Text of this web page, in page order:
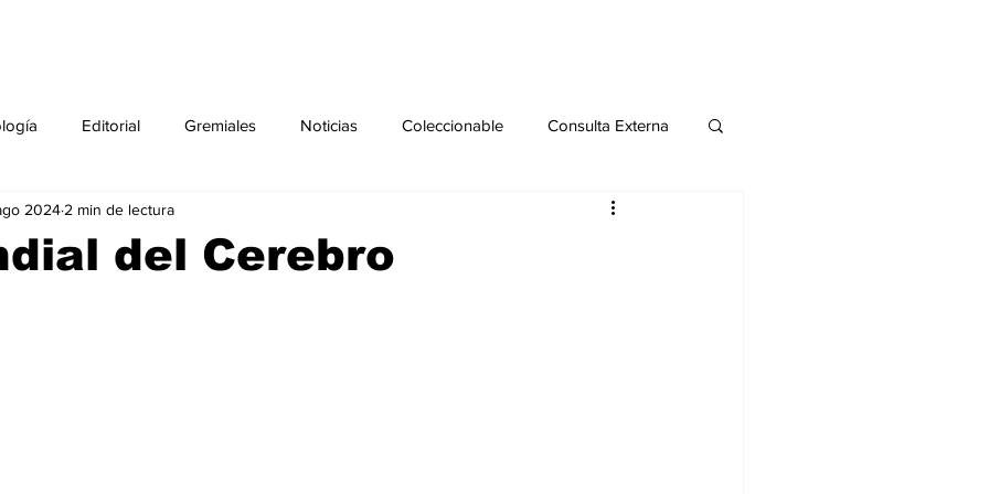
Editorial Gremiales Noticias Coleccionable Consulta Externa
Agenda Sección especial Publicaciones
del Cerebro
2024 2 min de lectura